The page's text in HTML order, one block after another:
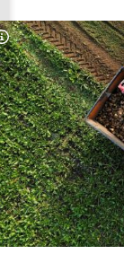
Untermenü
Untermenü
Untermenü
Untermenü
Untermenü
Untermenü
Copyright-Hinweis